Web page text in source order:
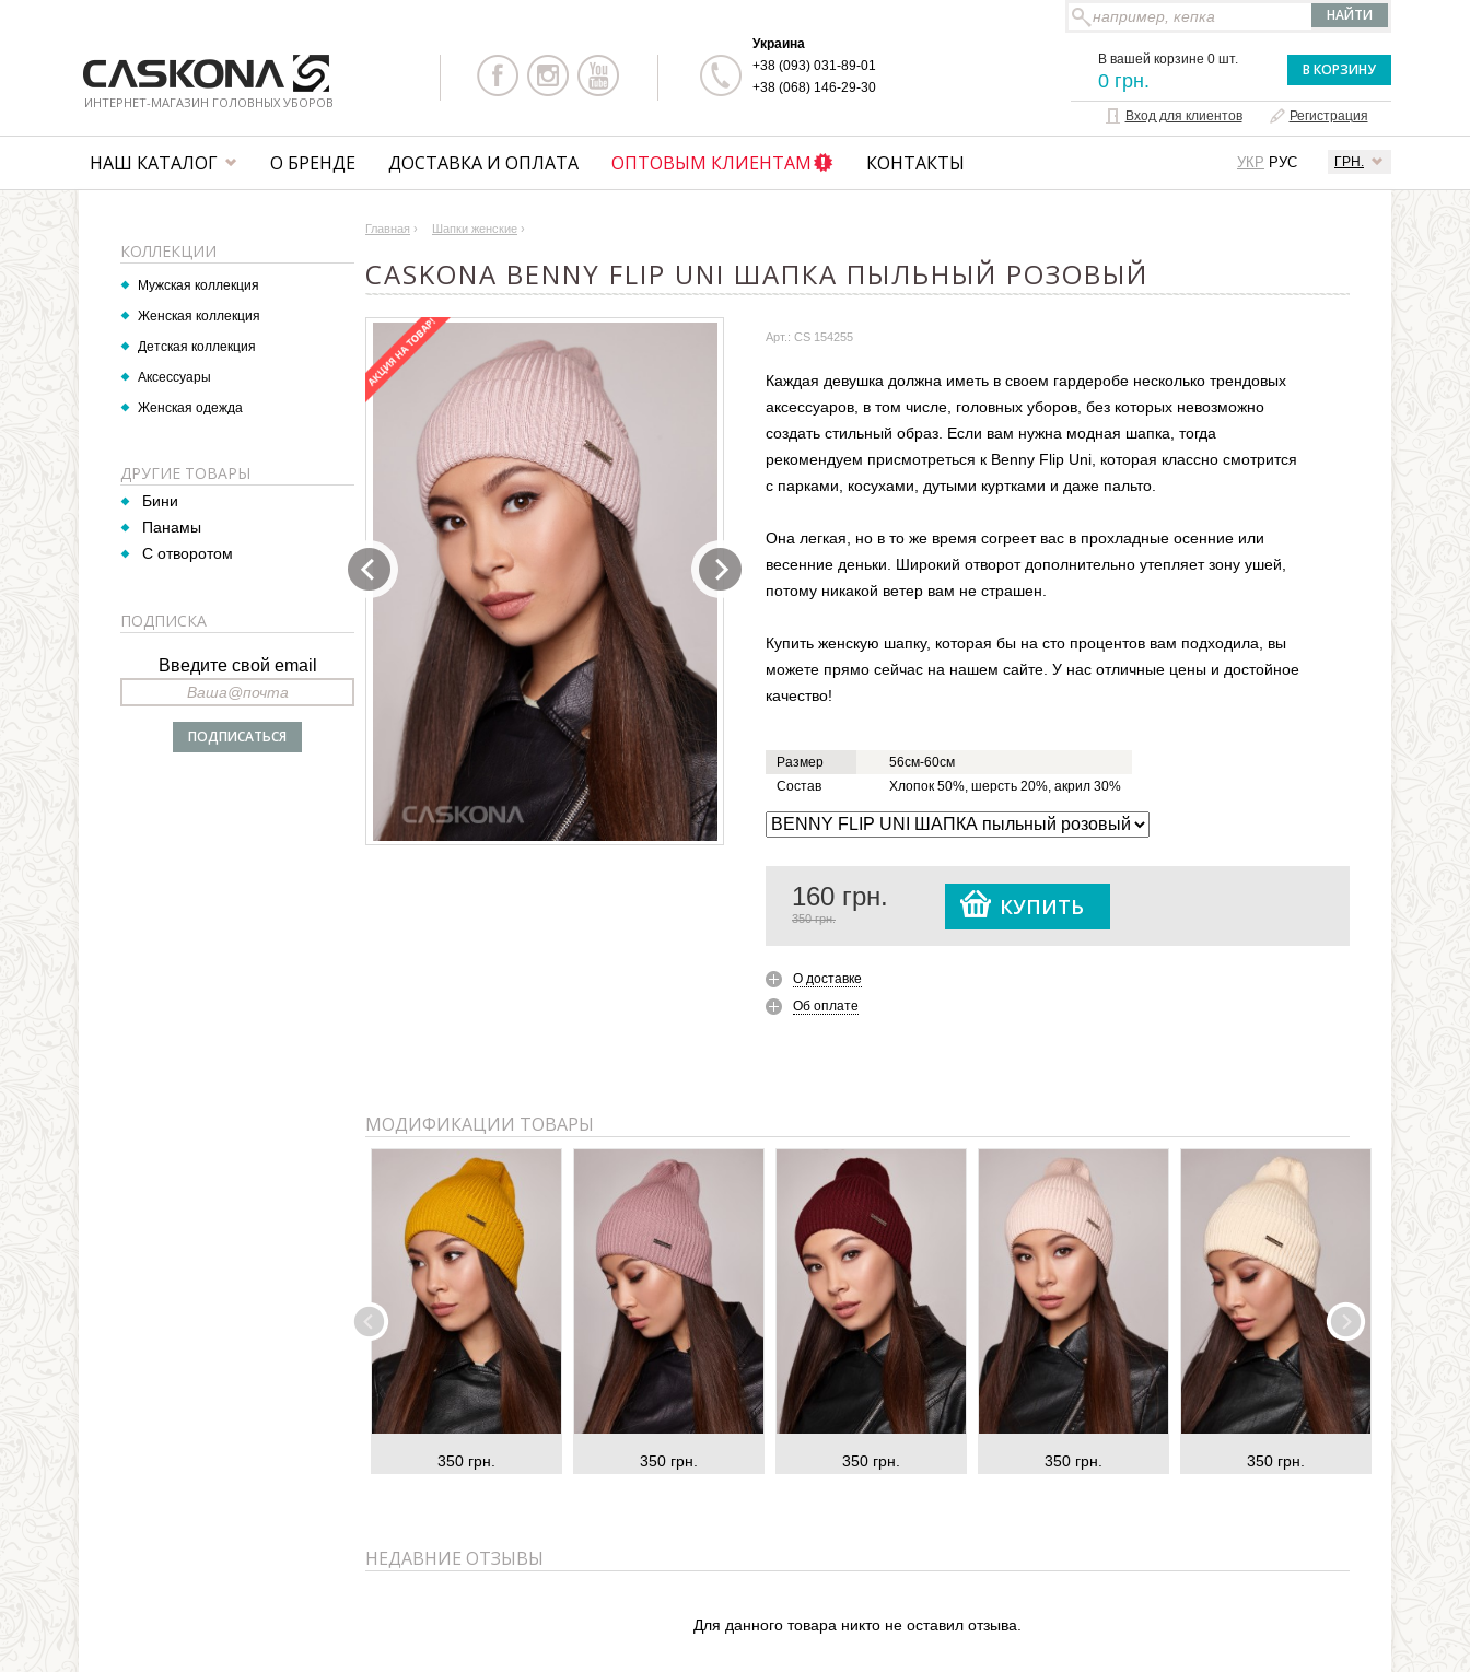
ИНТЕРНЕТ-МАГАЗИН ГОЛОВНЫХ УБОРОВ
Украина
+38 (093) 031-89-01
+38 (068) 146-29-30
В вашей корзине 0 шт.
0 грн.
В КОРЗИНУ
Вход для клиентов Регистрация
ГРН.
УКР РУС
НАШ КАТАЛОГ О БРЕНДЕ ДОСТАВКА И ОПЛАТА ОПТОВЫМ КЛИЕНТАМ КОНТАКТЫ
Главная › Шапки женские ›
CASKONA BENNY FLIP UNI ШАПКА ПЫЛЬНЫЙ РОЗОВЫЙ
Арт.: CS 154255
Каждая девушка должна иметь в своем гардеробе несколько трендовых
аксессуаров, в том числе, головных уборов, без которых невозможно
создать стильный образ. Если вам нужна модная шапка, тогда
рекомендуем присмотреться к Benny Flip Uni, которая классно смотрится
с парками, косухами, дутыми куртками и даже пальто.
Она легкая, но в то же время согреет вас в прохладные осенние или
весенние деньки. Широкий отворот дополнительно утепляет зону ушей,
потому никакой ветер вам не страшен.
Купить женскую шапку, которая бы на сто процентов вам подходила, вы
можете прямо сейчас на нашем сайте. У нас отличные цены и достойное
качество!
Размер
56см-60см
Состав
Хлопок 50%, шерсть 20%, акрил 30%
160 грн.
350 грн. КУПИТЬ
О доставке
Об оплате
МОДИФИКАЦИИ ТОВАРЫ
350 грн. 350 грн. 350 грн. 350 грн. 350 грн.
НЕДАВНИЕ ОТЗЫВЫ
Для данного товара никто не оставил отзыва.
КОЛЛЕКЦИИ
Мужская коллекция
Женская коллекция
Детская коллекция
Аксессуары
Женская одежда
ДРУГИЕ ТОВАРЫ
Бини
Панамы
С отворотом
ПОДПИСКА
Введите свой email